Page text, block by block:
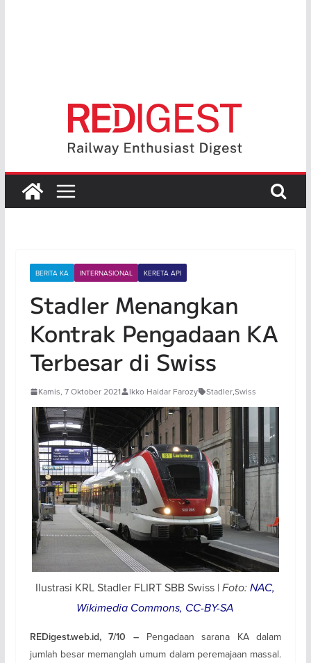
BERITA KA INTERNASIONAL KERETA API
Stadler Menangkan
Kontrak Pengadaan KA
Terbesar di Swiss
Kamis, 7 Oktober 2021 Ikko Haidar Farozy Stadler,Swiss
Ilustrasi KRL Stadler FLIRT SBB Swiss | Foto:NAC,
Wikimedia Commons, CC-BY-SA
REDigest.web.id, 7/10 – Pengadaan sarana KA dalam
jumlah besar memanglah umum dalam peremajaan massal.